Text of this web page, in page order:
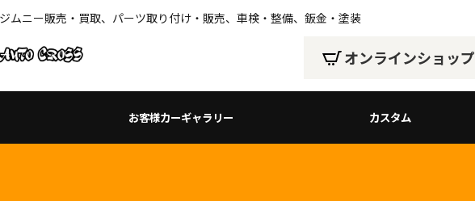
ムニー販売・買取、パーツ取り付け・販売、車検・整備、鈑金・塗装
オンラインショップ
お客様カーギャラリー カスタム